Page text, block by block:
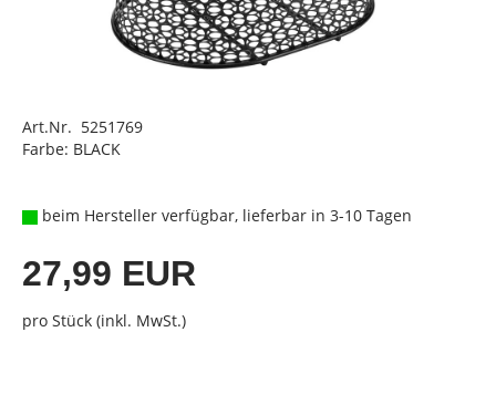
Art.Nr. 5251769
Farbe: BLACK
beim Hersteller verfügbar, lieferbar in 3-10 Tagen
27,99 EUR
pro Stück (inkl. MwSt.)